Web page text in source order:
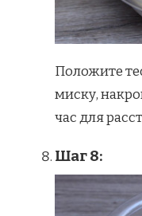
Положите
миску,
час для
Шаг 8: